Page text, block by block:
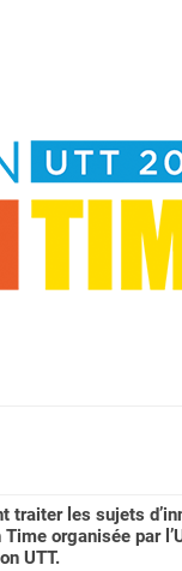
les sujets
organisée par
UTT.